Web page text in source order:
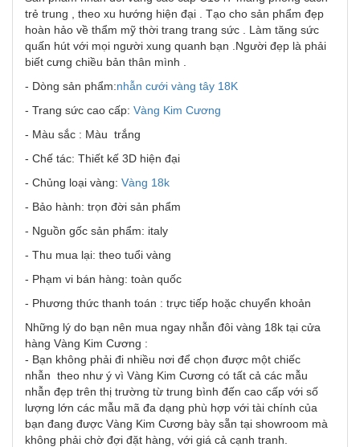
trẻ trung , theo xu hướng hiện đại . Tạo cho sản phẩm đẹp
hoàn hảo về thẩm mỹ thời trang trang sức . Làm tăng sức
quấn hút với mọi người xung quanh bạn .Người đẹp là phải
biết cưng chiều bản thân mình .
- Dòng sản phẩm:nhẫn cưới vàng tây 18K
- Trang sức cao cấp: Vàng Kim Cương
- Màu sắc : Màu trắng
- Chế tác: Thiết kế 3D hiện đại
- Chủng loại vàng: Vàng 18k
- Bảo hành: trọn đời sản phẩm
- Nguồn gốc sản phẩm: italy
- Thu mua lại: theo tuổi vàng
- Phạm vi bán hàng: toàn quốc
- Phương thức thanh toán : trực tiếp hoặc chuyển khoản
Những lý do bạn nên mua ngay nhẫn đôi vàng 18k tại cửa
hàng Vàng Kim Cương :
- Bạn không phải đi nhiều nơi để chọn được một chiếc
nhẫn theo như ý vì Vàng Kim Cương có tất cả các mẫu
nhẫn đẹp trên thị trường từ trung bình đến cao cấp với số
lượng lớn các mẫu mã đa dạng phù hợp với tài chính của
bạn đang được Vàng Kim Cương bày sẵn tại showroom mà
không phải chờ đợi đặt hàng, với giá cả cạnh tranh.